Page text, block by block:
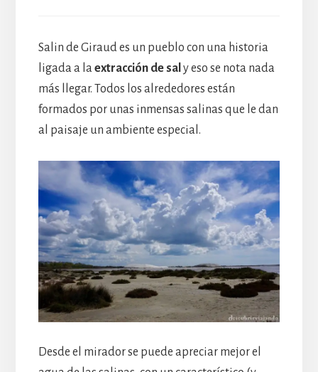
Salin de Giraud es un pueblo con una historia
ligada a laextracción de sal y eso se nota nada
más llegar. Todos los alrededores están
formados por unas inmensas salinas que le dan
al paisaje un ambiente especial.
Desde el mirador se puede apreciar mejor el